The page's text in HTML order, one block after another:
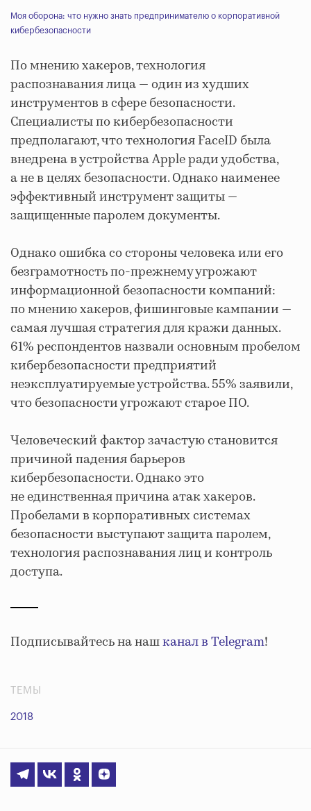
Моя оборона: что нужно знать предпринимателю о корпоративной
кибербезопасности
По мнению хакеров, технология
распознавания лица — один из худших
инструментов в сфере безопасности.
Специалисты по кибербезопасности
предполагают, что технология FaceID была
внедрена в устройства Apple ради удобства,
а не в целях безопасности. Однако наименее
эффективный инструмент защиты —
защищенные паролем документы.
Однако ошибка со стороны человека или его
безграмотность по-прежнему угрожают
информационной безопасности компаний:
по мнению хакеров, фишинговые кампании —
самая лучшая стратегия для кражи данных.
61% респондентов назвали основным пробелом
кибербезопасности предприятий
неэксплуатируемые устройства. 55% заявили,
что безопасности угрожают старое ПО.
Человеческий фактор зачастую становится
причиной падения барьеров
кибербезопасности. Однако это
не единственная причина атак хакеров.
Пробелами в корпоративных системах
безопасности выступают защита паролем,
технология распознавания лиц и контроль
доступа.
Подписывайтесь на нашканал в Telegram!
ТЕМЫ
2018